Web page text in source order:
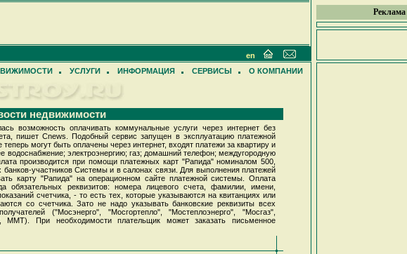
Реклама
en
УСЛУГИ ИНФОРМАЦИЯ СЕРВИСЫ О КОМПАНИИ
недвижимости
возможность оплачивать коммунальные услуги через интернет без
пишет Cnews. Подобный сервис запущен в эксплуатацию платежной
могут быть оплачены через интернет, входят платежи за квартиру и
водоснабжение; электроэнергию; газ; домашний телефон; междугородную
производится при помощи платежных карт "Рапида" номиналом 500,
участников Системы и в салонах связи. Для выполнения платежей
карту "Рапида" на операционном сайте платежной системы. Оплата
обязательных реквизитов: номера лицевого счета, фамилии, имени,
счетчика, - то есть тех, которые указываются на квитанциях или
со счетчика. Зато не надо указывать банковские реквизиты всех
("Мосэнерго", "Мосгортепло", "Мостеплоэнерго", "Мосгаз",
При необходимости плательщик может заказать письменное